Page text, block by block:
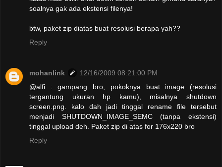
soalnya gak ada ekstensi filenya!
btw, paket zip diatas buat resolusi berapa yah??
Reply
mohanlink
12/16/2009 08:21:00 PM
@alfi : gampang bro, pokoknya buat image (resolusi
tergantung ukuran hp kamu), misalnya shutdown
screen.png. kalo dah jadi tinggal rename file tersebut
menjadi SHUTDOWN_IMAGE_SEMC (tanpa ekstensi)
tinggal upload deh. Paket zip di atas for 176x220 bro
Reply